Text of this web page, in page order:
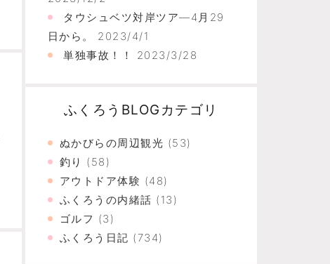
タウシュベツ対岸ツア―4月29
日から。
2023/4/1
単独事故！！
2023/3/28
ふくろうBLOGカテゴリ
ぬかびらの周辺観光 (53)
釣り (58)
アウトドア体験 (48)
ふくろうの内緒話 (13)
ゴルフ (3)
ふくろう日記 (734)